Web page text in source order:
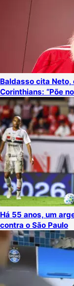
Baldasso cita
Corinthians: “Põe no
Há 55 anos, um
contra o São Paulo